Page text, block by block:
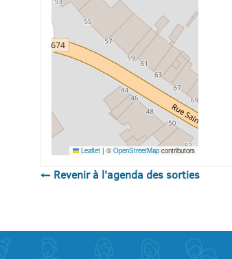
Leaflet | ©OpenStreetMap contributors
← Revenir à l'agenda des sorties